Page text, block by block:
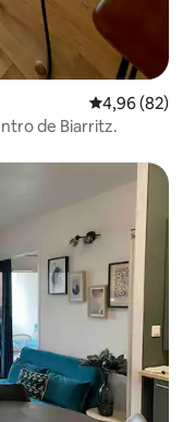
4,96 de uma
4,96 (82)
de Biarritz.